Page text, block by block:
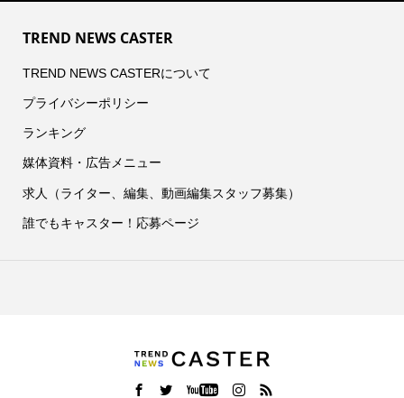
TREND NEWS CASTER
TREND NEWS CASTERについて
プライバシーポリシー
ランキング
媒体資料・広告メニュー
求人（ライター、編集、動画編集スタッフ募集）
誰でもキャスター！応募ページ